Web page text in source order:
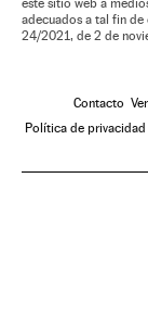
este sitio web a
adecuados a tal fin
24/2021, de 2 de
Contacto
Política de privacidad